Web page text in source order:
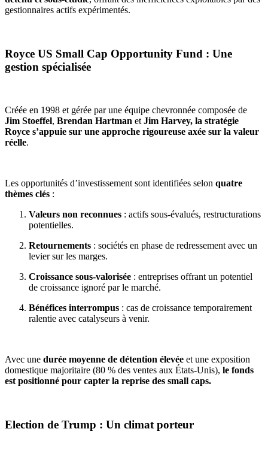
gestionnaires actifs expérimentés.
Royce US Small Cap Opportunity Fund : Une
gestion spécialisée
Créée en 1998 et gérée par une équipe chevronnée composée de
Jim Stoeffel, Brendan Hartman et Jim Harvey, la stratégie
Royce s’appuie sur une approche rigoureuse axée sur la valeur
réelle.
Les opportunités d’investissement sont identifiées selon quatre
thèmes clés :
Valeurs non reconnues : actifs sous-évalués, restructurations
potentielles.
Retournements : sociétés en phase de redressement avec un
levier sur les marges.
Croissance sous-valorisée : entreprises offrant un potentiel
de croissance ignoré par le marché.
Bénéfices interrompus : cas de croissance temporairement
ralentie avec catalyseurs à venir.
Avec une durée moyenne de détention élevée et une exposition
domestique majoritaire (80 % des ventes aux États-Unis), le fonds
est positionné pour capter la reprise des small caps.
Election de Trump : Un climat porteur